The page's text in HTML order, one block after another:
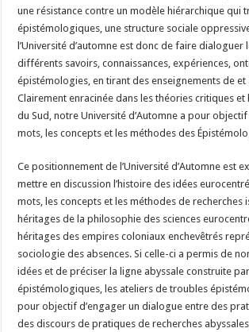
une résistance contre un modèle hiérarchique qui
épistémologiques, une structure sociale
l’Université d’automne est donc de faire dialoguer
différents savoirs, connaissances, expériences,
épistémologies, en tirant des enseignements de et
Clairement enracinée dans les théories critiques et
du Sud, notre Université d’Automne a pour
mots, les concepts et les méthodes des
Ce positionnement de l’Université d’Automne est
mettre en discussion l’histoire des idées
mots, les concepts et les méthodes de recherches
héritages de la philosophie des sciences
héritages des empires coloniaux enchevêtrés
sociologie des absences. Si celle-ci a permis de
idées et de préciser la ligne abyssale construite
épistémologiques, les ateliers de troubles
pour objectif d’engager un dialogue entre des
des discours de pratiques de recherches